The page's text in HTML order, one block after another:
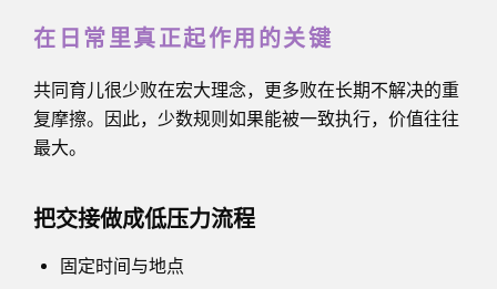
在日常里真正起作用的关键
共同育儿很少败在宏大理念，更多败在长期不解决的重
复摩擦。因此，少数规则如果能被一致执行，价值往往
最大。
把交接做成低压力流程
固定时间与地点